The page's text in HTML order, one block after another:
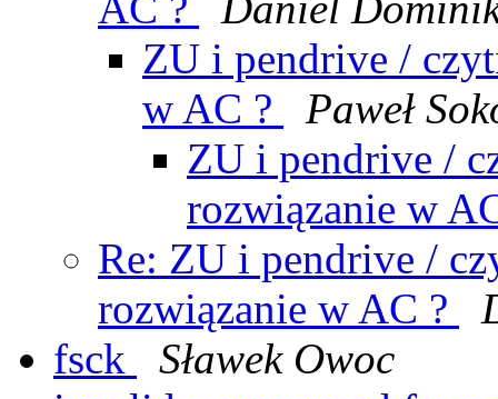
ZU i pendrive /
w AC ?
Paweł
ZU i pendrive /
rozwiązanie w
Re: ZU i pendrive /
rozwiązanie w AC ?
fsck
Sławek Owoc